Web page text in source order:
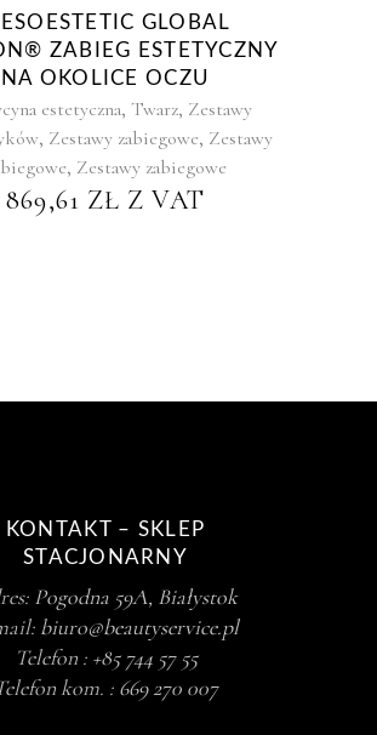
GLOBAL
ZABIEG ESTETYCZNY
NA OKOLICE OCZU
estetyczna, Twarz, Zestawy
, Zestawy zabiegowe, Zestawy
, Zestawy zabiegowe
869,61 ZŁ Z VAT
KONTAKT – SKLEP
STACJONARNY
Pogodna 59A, Białystok
biuro@beautyservice.pl
Telefon : +85 744 57 55
kom. : 669 270 007